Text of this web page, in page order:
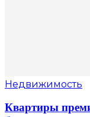
Недвижимость
Квартиры